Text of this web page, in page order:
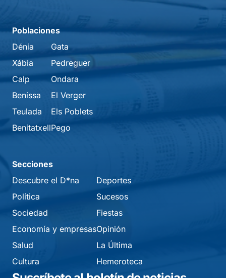
Poblaciones
Dénia
Xábia
Calp
Benissa
Teulada
Benitatxell
Gata
Pedreguer
Ondara
El Verger
Els Poblets
Pego
Secciones
Descubre el D*na
Política
Sociedad
Economía y empresas
Salud
Cultura
Deportes
Sucesos
Fiestas
Opinión
La Última
Hemeroteca